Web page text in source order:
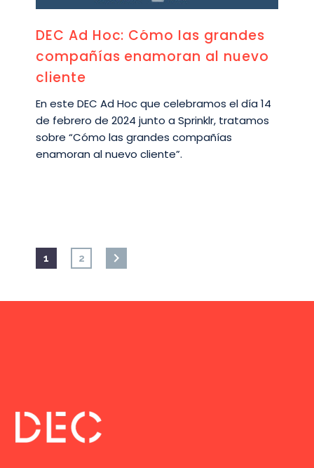
DEC Ad Hoc: Cómo las grandes
compañías enamoran al nuevo
cliente
En este DEC Ad Hoc que celebramos el día 14
de febrero de 2024 junto a Sprinklr, tratamos
sobre “Cómo las grandes compañías
enamoran al nuevo cliente”.
1 2